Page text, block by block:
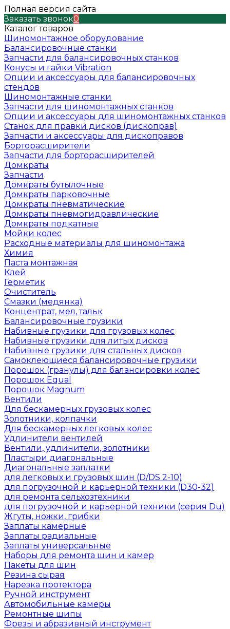
Полная версия сайта
Заказать звонок0
Каталог товаров
Шиномонтажное оборудование
Балансировочные станки
Запчасти для балансировочных станков
Конусы и гайки Vibration
Опции и аксессуары для балансировочных
стендов
Шиномонтажные станки
Запчасти для шиномонтажных станков
Опции и аксессуары для шиномонтажных станков
Станок для правки дисков (дископрав)
Запчасти и аксессуары для дископравов
Борторасширители
Запчасти для борторасширителей
Домкраты
Запчасти
Домкраты бутылочные
Домкраты парковочные
Домкраты пневматические
Домкраты пневмогидравлические
Домкраты подкатные
Мойки колес
Расходные материалы для шиномонтажа
Химия
Паста монтажная
Клей
Герметик
Очиститель
Смазки (медянка)
Концентрат, мел, тальк
Балансировочные грузики
Набивные грузики для грузовых колес
Набивные грузики для литых дисков
Набивные грузики для стальных дисков
Самоклеющиеся балансировочные грузики
Порошок (гранулы) для балансировки колес
Порошок Equal
Порошок Magnum
Вентили
Для бескамерных грузовых колес
Золотники, колпачки
Для бескамерных легковых колес
Удлинители вентилей
Вентили, удлинители, золотники
Пластыри диагональные
Диагональные заплатки
для легковых и грузовых шин (D/DS 2-10)
для погрузочной и карьерной техники (D30-32)
для ремонта сельхозтехники
для погрузочной и карьерной техники (серия Du)
Жгуты, ножки, грибки
Заплаты камерные
Заплаты радиальные
Заплаты универсальные
Наборы для ремонта шин и камер
Пакеты для шин
Резина сырая
Нарезка протектора
Ручной инструмент
Автомобильные камеры
Ремонтные шипы
Фрезы и абразивный инструмент